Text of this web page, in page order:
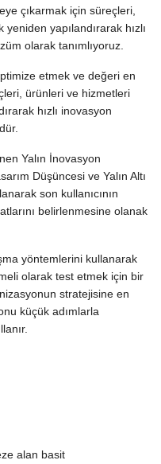
çıkarmak için süreçleri,
yapılandırarak hızlı
olarak tanımlıyoruz.
etmek ve değeri en
ürünleri ve hizmetleri
hızlı inovasyon
Yalın İnovasyon
Düşüncesi ve Yalın Altı
son kullanıcının
belirlenmesine olanak
yöntemlerini kullanarak
olarak test etmek için bir
stratejisine en
küçük adımlarla
alan basit